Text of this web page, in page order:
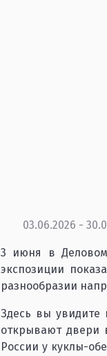
03.06.2026 -
3 июня в Деловом
экспозиции
разнообразии
Здесь вы увидите
открывают двери
России у куклы-